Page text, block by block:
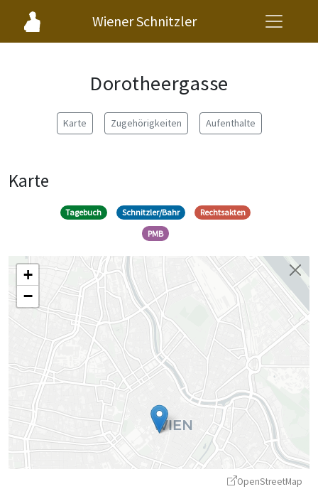
Wiener Schnitzler
Dorotheergasse
Karte Zugehörigkeiten Aufenthalte
Karte
Tagebuch Schnitzler/Bahr
Rechtsakten
PMB
+
−
OpenStreetMap